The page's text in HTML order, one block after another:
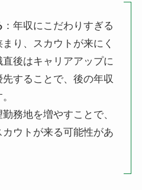
：年収にこだわりすぎる
り、スカウトが来にく
後はキャリアアップに
することで、後の年収
勤務地を増やすことで、
ウトが来る可能性があ